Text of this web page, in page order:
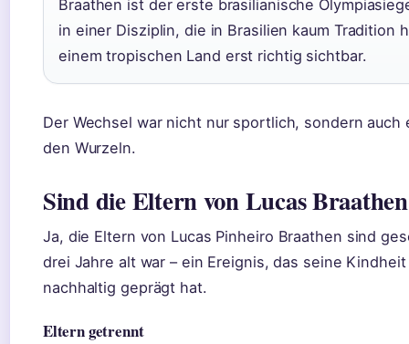
Braathen ist der erste brasilianische
in einer Disziplin, die in Brasilien kaum Tradition
einem tropischen Land erst richtig sichtbar.
Der Wechsel war nicht nur sportlich, sondern auch
den Wurzeln.
Sind die Eltern von Lucas
Ja, die Eltern von Lucas Pinheiro Braathen sind
drei Jahre alt war – ein Ereignis, das seine
nachhaltig geprägt hat.
Eltern getrennt